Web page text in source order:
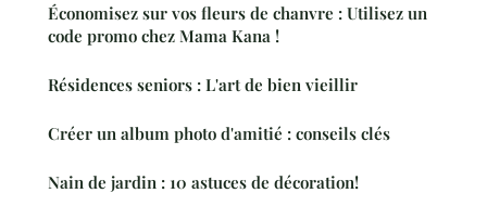
Économisez sur vos fleurs de chanvre : Utilisez un
code promo chez Mama Kana !
Résidences seniors : L'art de bien vieillir
Créer un album photo d'amitié : conseils clés
Nain de jardin : 10 astuces de décoration!